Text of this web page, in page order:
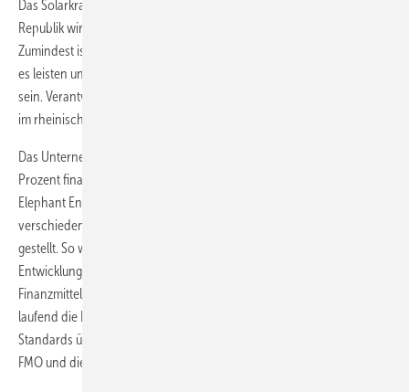
Das Solarkraftwerk Montecristi im Nordwesten der Dominikanischen
Republik wird, wenn es einmal fertig ist, das größte der Karibik sein.
Zumindest ist bisher kein größeres geplant. Satte 116 Megawatt wird
es leisten und soll bis zum Sommer des kommenden Jahres fertig
sein. Verantwortlich für den Bau der riesigen Anlage ist F amp;S Solar
im rheinischen Euskirchen.
Das Unternehmen wird die Anlage auch mit einem Anteil von 35
Prozent finanzieren. Den Rest des Geldes steuert die Hamburger Blue
Elephant Energy beisteuern. Das Fremdkapital wird dabei von
verschiedenen europäischen Entwicklungsbanken zur Verfügung
gestellt. So wird auch die Deutsche Investitions- und
Entwicklungsgesellschaft (DEG) aus Köln einen Großteil der
Finanzmittel bereitstellen. Sie wird auch während des Projektverlaufs
laufend die Einhaltung von internationalen ökologischen und sozialen
Standards überprüfen. Beteiligt sind außerdem die niederländische
FMO und die belgische BIO.